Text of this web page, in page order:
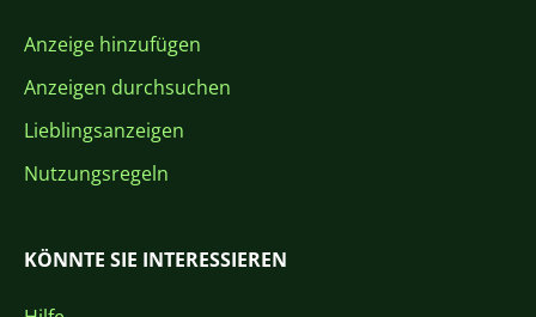
Anzeige hinzufügen
Anzeigen durchsuchen
Lieblingsanzeigen
Nutzungsregeln
KÖNNTE SIE INTERESSIEREN